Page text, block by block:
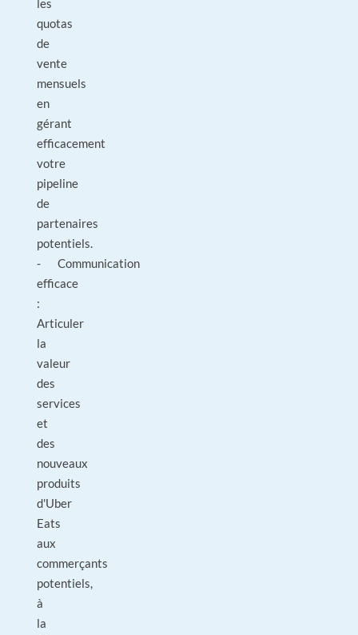
les
quotas
de
vente
mensuels
en
gérant
efficacement
votre
pipeline
de
partenaires
potentiels.
- Communication
efficace
:
Articuler
la
valeur
des
services
et
des
nouveaux
produits
d'Uber
Eats
aux
commerçants
potentiels,
à
la